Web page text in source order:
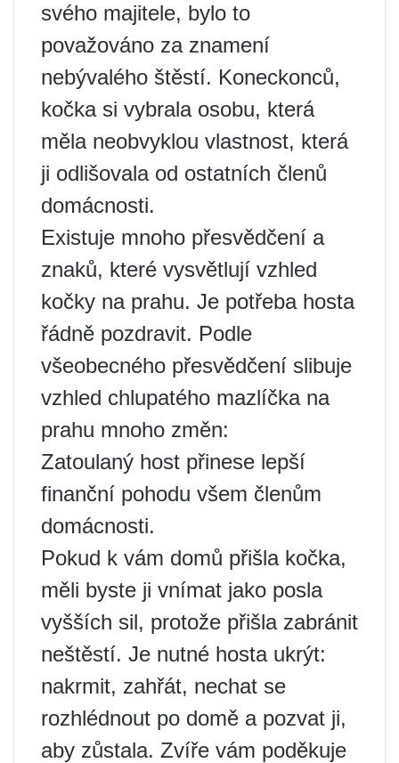
svého majitele, bylo to
považováno za znamení
nebývalého štěstí. Koneckonců,
kočka si vybrala osobu, která
měla neobvyklou vlastnost, která
ji odlišovala od ostatních členů
domácnosti.
Existuje mnoho přesvědčení a
znaků, které vysvětlují vzhled
kočky na prahu. Je potřeba hosta
řádně pozdravit. Podle
všeobecného přesvědčení slibuje
vzhled chlupatého mazlíčka na
prahu mnoho změn:
Zatoulaný host přinese lepší
finanční pohodu všem členům
domácnosti.
Pokud k vám domů přišla kočka,
měli byste ji vnímat jako posla
vyšších sil, protože přišla zabránit
neštěstí. Je nutné hosta ukrýt:
nakrmit, zahřát, nechat se
rozhlédnout po domě a pozvat ji,
aby zůstala. Zvíře vám poděkuje